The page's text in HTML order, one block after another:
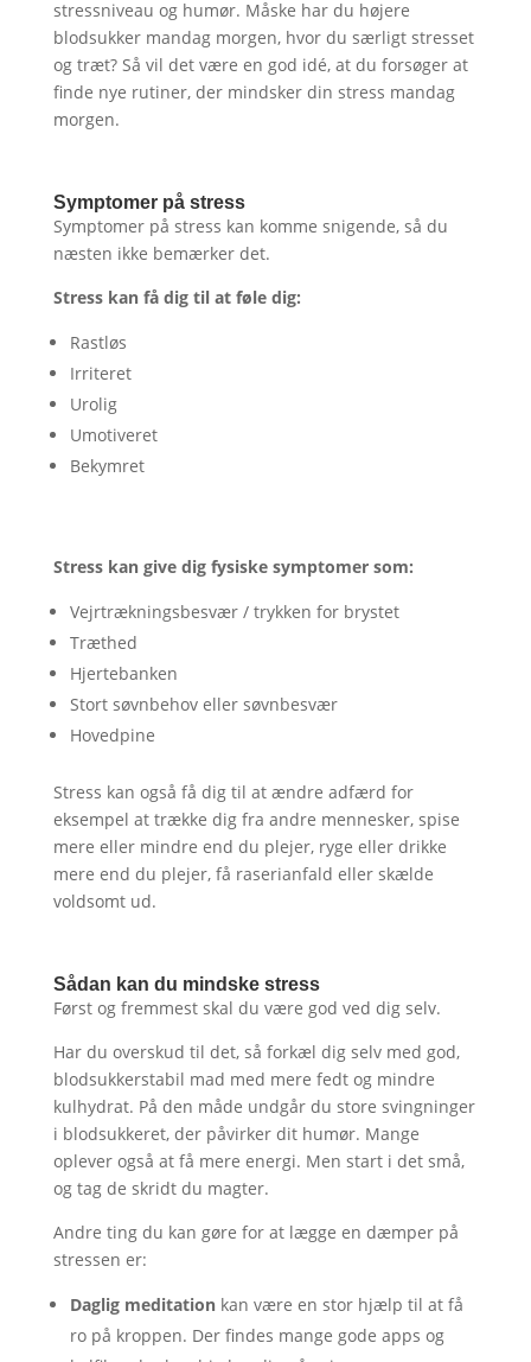
stressniveau og humør. Måske har du højere
blodsukker mandag morgen, hvor du særligt stresset
og træt? Så vil det være en god idé, at du forsøger at
finde nye rutiner, der mindsker din stress mandag
morgen.
Symptomer på stress
Symptomer på stress kan komme snigende, så du
næsten ikke bemærker det.
Stress kan få dig til at føle dig:
Rastløs
Irriteret
Urolig
Umotiveret
Bekymret
Stress kan give dig fysiske symptomer som:
Vejrtrækningsbesvær / trykken for brystet
Træthed
Hjertebanken
Stort søvnbehov eller søvnbesvær
Hovedpine
Stress kan også få dig til at ændre adfærd for
eksempel at trække dig fra andre mennesker, spise
mere eller mindre end du plejer, ryge eller drikke
mere end du plejer, få raserianfald eller skælde
voldsomt ud.
Sådan kan du mindske stress
Først og fremmest skal du være god ved dig selv.
Har du overskud til det, så forkæl dig selv med god,
blodsukkerstabil mad med mere fedt og mindre
kulhydrat. På den måde undgår du store svingninger
i blodsukkeret, der påvirker dit humør. Mange
oplever også at få mere energi. Men start i det små,
og tag de skridt du magter.
Andre ting du kan gøre for at lægge en dæmper på
stressen er:
Daglig meditation kan være en stor hjælp til at få
ro på kroppen. Der findes mange gode apps og